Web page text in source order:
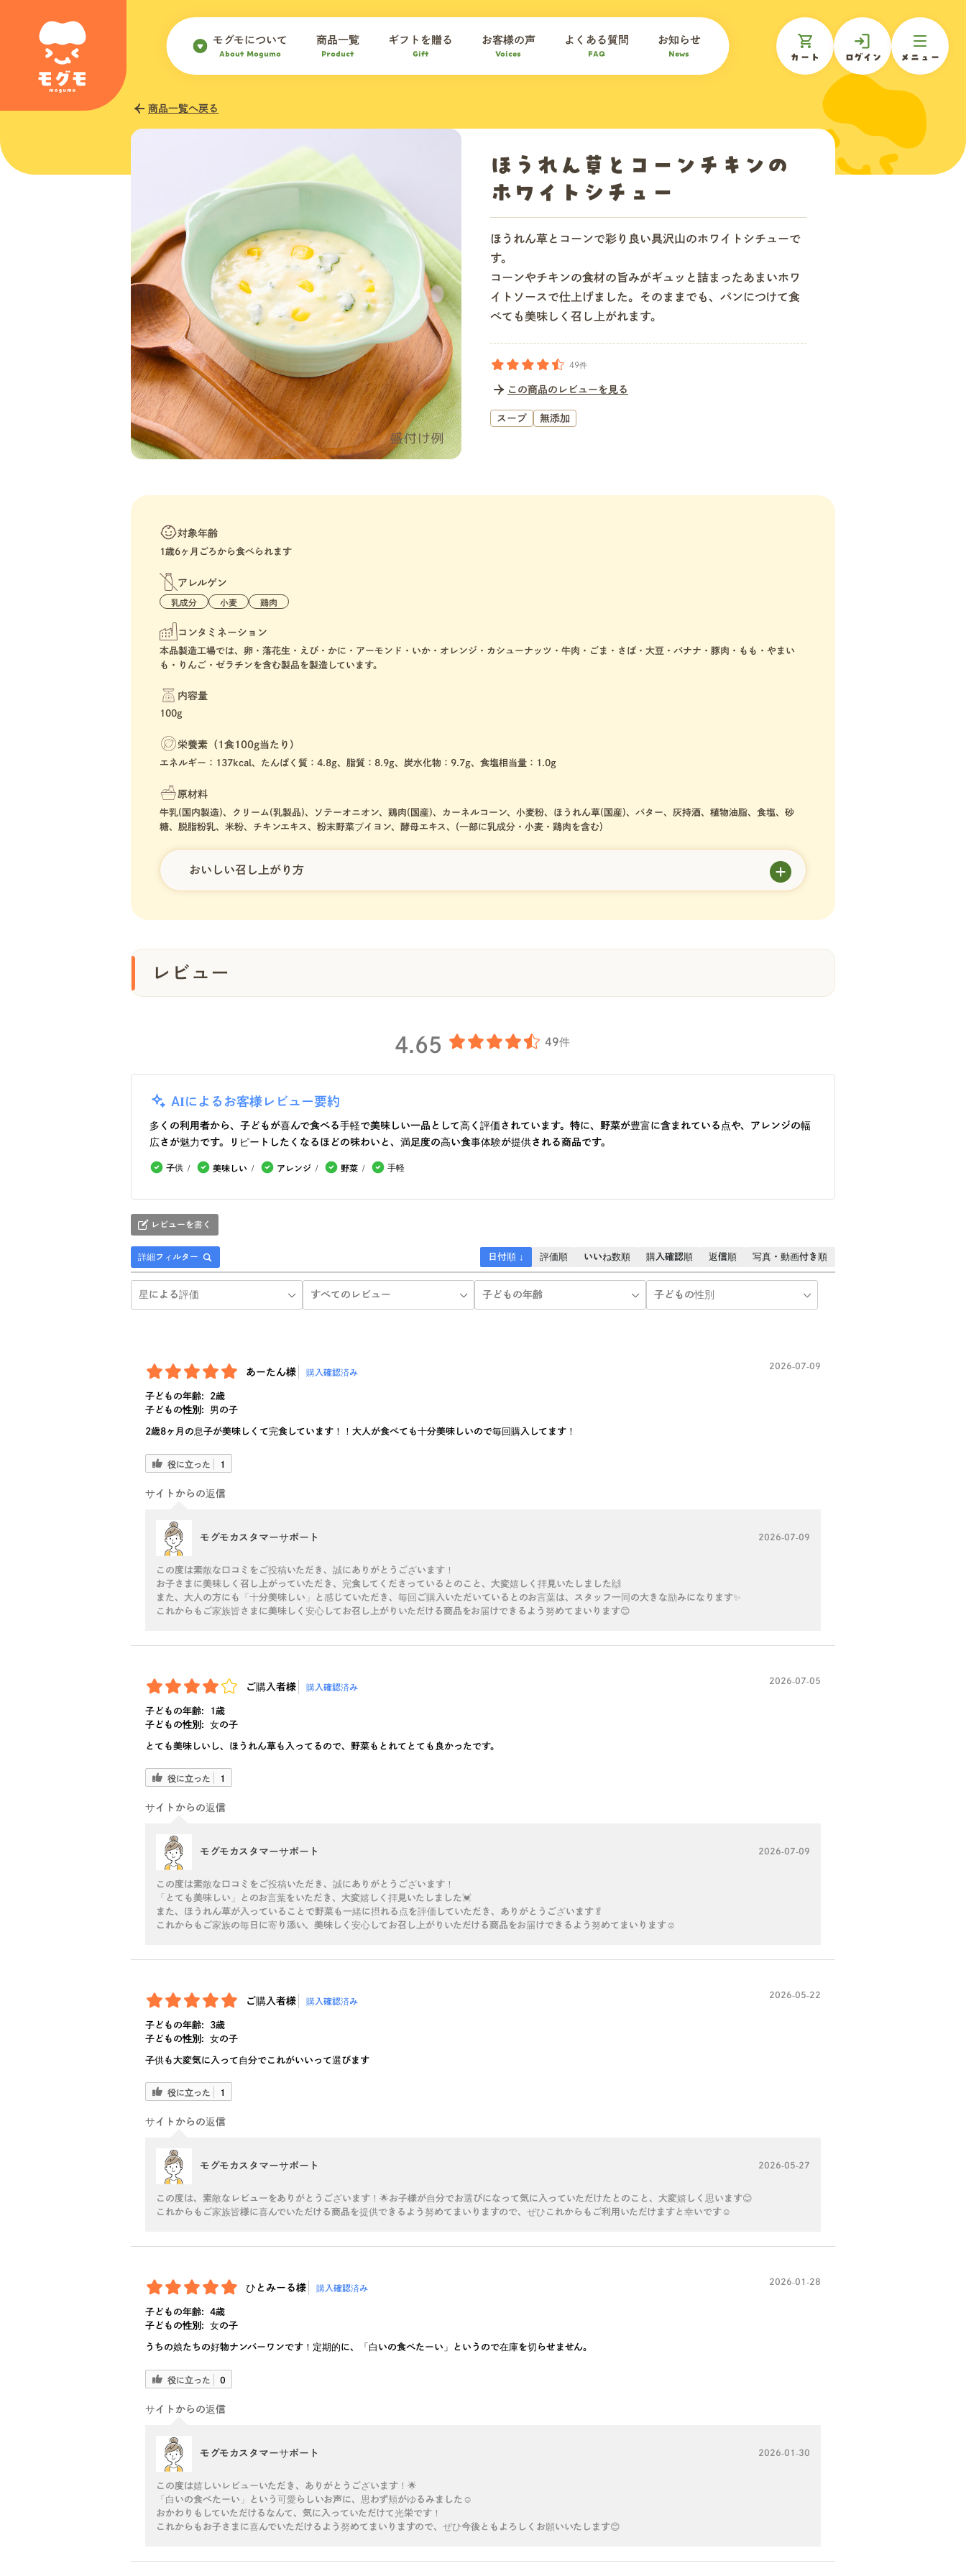
モグモについて
About Mogumo
商品一覧
Product
ギフトを贈る
Gift
お客様の声
Voices
よくある質問
FAQ
お知らせ
News カート ログイン メニュー
商品一覧へ戻る
ほうれん草とコーンチキンの
ホワイトシチュー
ほうれん草とコーンで彩り良い具沢山のホワイトシチューで
す。
コーンやチキンの食材の旨みがギュッと詰まったあまいホワ
イトソースで仕上げました。そのままでも、パンにつけて食
べても美味しく召し上がれます。
49件
この商品のレビューを見る
スープ 無添加
対象年齢
1歳6ヶ月ごろから食べられます
アレルゲン
乳成分 小麦 鶏肉
コンタミネーション
本品製造工場では、卵・落花生・えび・かに・アーモンド・いか・オレンジ・カシューナッツ・牛肉・ごま・さば・大豆・バナナ・豚肉・もも・やまい
も・りんご・ゼラチンを含む製品を製造しています。
内容量
100g
栄養素（1食100g当たり）
エネルギー：137kcal、たんぱく質：4.8g、脂質：8.9g、炭水化物：9.7g、食塩相当量：1.0g
原材料
牛乳(国内製造)、クリーム(乳製品)、ソテーオニオン、鶏肉(国産)、カーネルコーン、小麦粉、ほうれん草(国産)、バター、灰持酒、植物油脂、食塩、砂
糖、脱脂粉乳、米粉、チキンエキス、粉末野菜ブイヨン、酵母エキス、(一部に乳成分・小麦・鶏肉を含む)
おいしい召し上がり方
レビュー
4.65 49件
AIによるお客様レビュー要約
多くの利用者から、子どもが喜んで食べる手軽で美味しい一品として高く評価されています。特に、野菜が豊富に含まれている点や、アレンジの幅
広さが魅力です。リピートしたくなるほどの味わいと、満足度の高い食事体験が提供される商品です。
子供 美味しい アレンジ 野菜 手軽
レビューを書く
詳細フィルター 日付順 ↓ 評価順 いいね数順 購入確認順 返信順 写真・動画付き順
あーたん様 購入確認済み
2026-07-09
子どもの年齢:
2歳
子どもの性別:
男の子
2歳8ヶ月の息子が美味しくて完食しています！！大人が食べても十分美味しいので毎回購入してます！
役に立った 1
サイトからの返信
モグモカスタマーサポート 2026-07-09
この度は素敵な口コミをご投稿いただき、誠にありがとうございます！
お子さまに美味しく召し上がっていただき、完食してくださっているとのこと、大変嬉しく拝見いたしました🙌
また、大人の方にも「十分美味しい」と感じていただき、毎回ご購入いただいているとのお言葉は、スタッフ一同の大きな励みになります✨
これからもご家族皆さまに美味しく安心してお召し上がりいただける商品をお届けできるよう努めてまいります😊
ご購入者様 購入確認済み
2026-07-05
子どもの年齢:
1歳
子どもの性別:
女の子
とても美味しいし、ほうれん草も入ってるので、野菜もとれてとても良かったです。
役に立った 1
サイトからの返信
モグモカスタマーサポート 2026-07-09
この度は素敵な口コミをご投稿いただき、誠にありがとうございます！
「とても美味しい」とのお言葉をいただき、大変嬉しく拝見いたしました💓
また、ほうれん草が入っていることで野菜も一緒に摂れる点を評価していただき、ありがとうございます🥬
これからもご家族の毎日に寄り添い、美味しく安心してお召し上がりいただける商品をお届けできるよう努めてまいります☺️
ご購入者様 購入確認済み
2026-05-22
子どもの年齢:
3歳
子どもの性別:
女の子
子供も大変気に入って自分でこれがいいって選びます
役に立った 1
サイトからの返信
モグモカスタマーサポート 2026-05-27
この度は、素敵なレビューをありがとうございます！🌟お子様が自分でお選びになって気に入っていただけたとのこと、大変嬉しく思います😊
これからもご家族皆様に喜んでいただける商品を提供できるよう努めてまいりますので、ぜひこれからもご利用いただけますと幸いです☺️
ひとみーる様 購入確認済み
2026-01-28
子どもの年齢:
4歳
子どもの性別:
女の子
うちの娘たちの好物ナンバーワンです！定期的に、「白いの食べたーい」というので在庫を切らせません。
役に立った 0
サイトからの返信
モグモカスタマーサポート 2026-01-30
この度は嬉しいレビューいただき、ありがとうございます！🌟
「白いの食べたーい」という可愛らしいお声に、思わず頬がゆるみました☺️
おかわりもしていただけるなんて、気に入っていただけて光栄です！
これからもお子さまに喜んでいただけるよう努めてまいりますので、ぜひ今後ともよろしくお願いいたします😊